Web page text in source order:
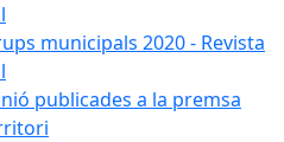
municipals 2020 - Revista
publicades a la premsa